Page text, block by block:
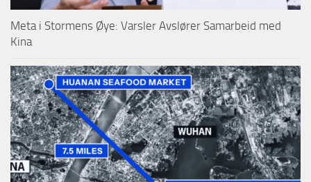
Meta i Stormens Øye: Varsler Avslører Samarbeid med
Kina